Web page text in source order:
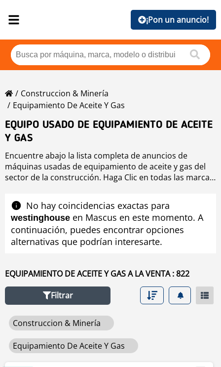
¡Pon un anuncio!
Construccion & Minería
Equipamiento De Aceite Y Gas
EQUIPO USADO DE EQUIPAMIENTO DE ACEITE
Y GAS
Encuentre abajo la lista completa de anuncios de
máquinas usadas de equipamiento de aceite y gas del
sector de la construcción. Haga Clic en todas las marcas
comprobar las máquinas usadas disponibles de
equipamiento de aceite y gas ordenadas por marca o si
desea mejorar los resultados de búsqueda de equipo
usado de equipamiento de aceite y gas seleccionando
los filtros en la herramienta de navegación situada en el
No hay coincidencias exactas para
westinghouse en Mascus en este momento. A
continuación, puedes encontrar opciones
alternativas que podrían interesarte.
EQUIPAMIENTO DE ACEITE Y GAS A LA VENTA : 822
Filtrar
Construccion & Minería
Equipamiento De Aceite Y Gas